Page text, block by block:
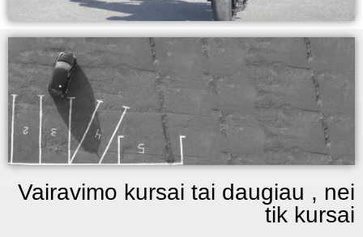
Vairavimo kursai tai daugiau , nei
tik kursai